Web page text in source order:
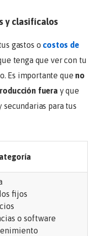
y clasifícalos
gastos o costos de
tenga que ver con tu
Es importante que no
fuera y que
secundarias para tus
fijos
o software